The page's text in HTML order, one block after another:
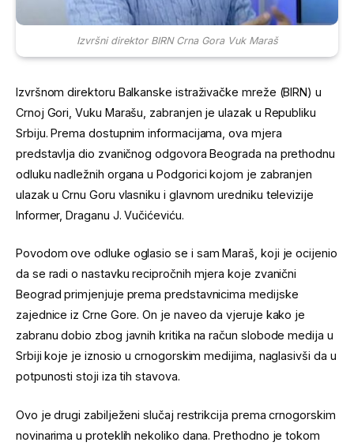
Izvršni direktor BIRN Crna Gora Vuk Maraš
Izvršnom direktoru Balkanske istraživačke mreže (BIRN) u
Crnoj Gori, Vuku Marašu, zabranjen je ulazak u Republiku
Srbiju. Prema dostupnim informacijama, ova mjera
predstavlja dio zvaničnog odgovora Beograda na prethodnu
odluku nadležnih organa u Podgorici kojom je zabranjen
ulazak u Crnu Goru vlasniku i glavnom uredniku televizije
Informer, Draganu J. Vučićeviću.
Povodom ove odluke oglasio se i sam Maraš, koji je ocijenio
da se radi o nastavku recipročnih mjera koje zvanični
Beograd primjenjuje prema predstavnicima medijske
zajednice iz Crne Gore. On je naveo da vjeruje kako je
zabranu dobio zbog javnih kritika na račun slobode medija u
Srbiji koje je iznosio u crnogorskim medijima, naglasivši da u
potpunosti stoji iza tih stavova.
Ovo je drugi zabilježeni slučaj restrikcija prema crnogorskim
novinarima u proteklih nekoliko dana. Prethodno je tokom